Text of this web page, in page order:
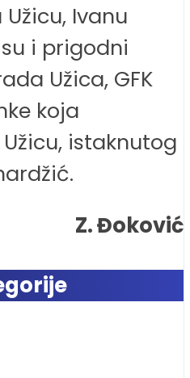
Ivanu
i prigodni
Užica, GFK
koja
istaknutog
Z. Đoković